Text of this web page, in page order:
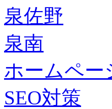
泉佐野
泉南
ホームペー
SEO対策